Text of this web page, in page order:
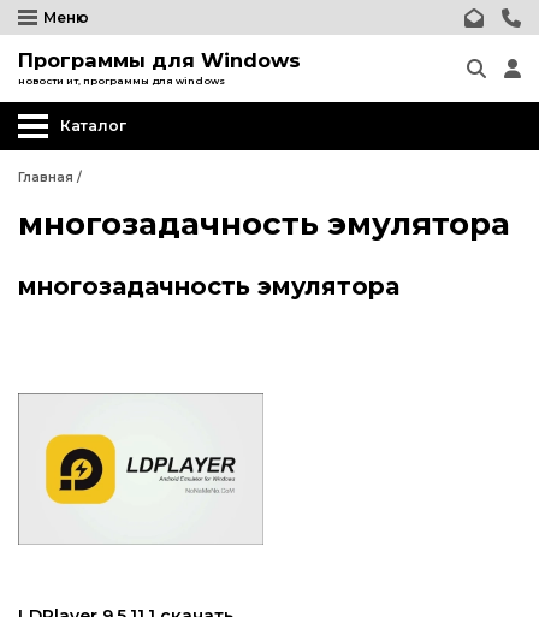
Меню
Программы для Windows
новости ит, программы для windows
Каталог
Главная /
многозадачность эмулятора
многозадачность эмулятора